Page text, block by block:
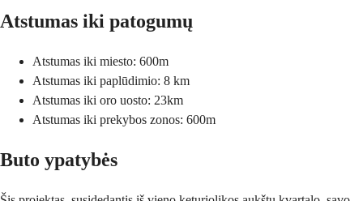
Atstumas iki patogumų
Atstumas iki miesto: 600m
Atstumas iki paplūdimio: 8 km
Atstumas iki oro uosto: 23km
Atstumas iki prekybos zonos: 600m
Buto ypatybės